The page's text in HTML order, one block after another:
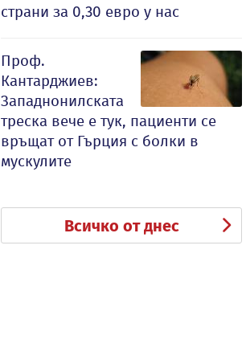
страни за 0,30 евро у нас
Проф.
Кантарджиев:
Западнонилската
треска вече е тук, пациенти се
връщат от Гърция с болки в
мускулите
Всичко от днес